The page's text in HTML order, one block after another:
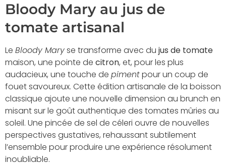
Bloody Mary au jus de
tomate artisanal
Le Bloody Maryse transforme avec du jus de tomate
maison, une pointe de citron, et, pour les plus
audacieux, une touche de pimentpour un coup de
fouet savoureux. Cette édition artisanale de la boisson
classique ajoute une nouvelle dimension au brunch en
misant sur le goût authentique des tomates mûries au
soleil. Une pincée de sel de céleri ouvre de nouvelles
perspectives gustatives, rehaussant subtilement
l’ensemble pour produire une expérience résolument
inoubliable.